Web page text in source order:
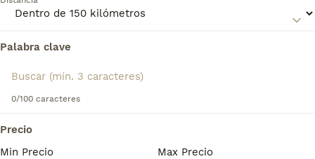
Palabra clave
0/100 caracteres
Precio
Min Precio
Max Precio
Encontramos 0 Dogo Argentino Perros para
Si deseas exactamente esta búsqueda guarda tu
búsqueda y espera el resultado perfecto: